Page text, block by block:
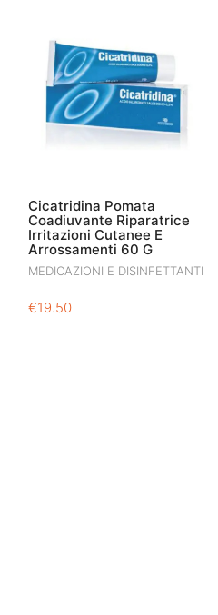
Cicatridina Pomata
Coadiuvante Riparatrice
Irritazioni Cutanee E
Arrossamenti 60 G
MEDICAZIONI E DISINFETTANTI
€19.50